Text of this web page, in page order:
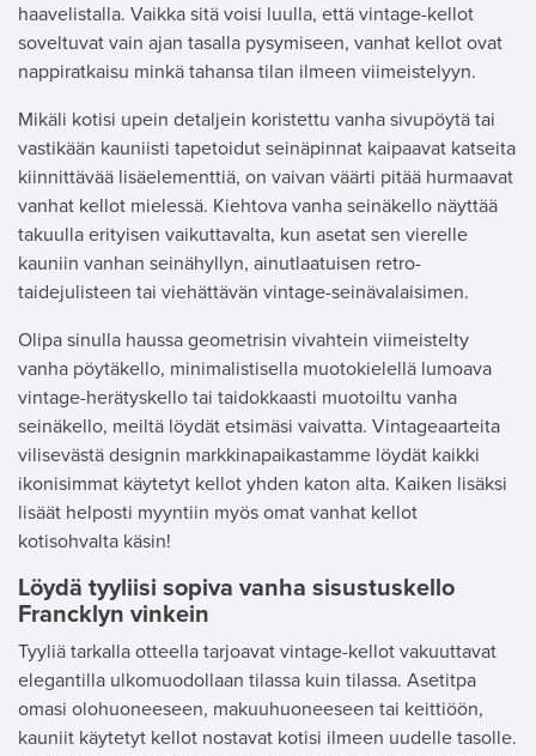
haavelistalla. Vaikka sitä voisi luulla, että vintage-kellot
soveltuvat vain ajan tasalla pysymiseen, vanhat kellot ovat
nappiratkaisu minkä tahansa tilan ilmeen viimeistelyyn.
Mikäli kotisi upein detaljein koristettu vanha sivupöytä tai
vastikään kauniisti tapetoidut seinäpinnat kaipaavat katseita
kiinnittävää lisäelementtiä, on vaivan väärti pitää hurmaavat
vanhat kellot mielessä. Kiehtova vanha seinäkello näyttää
takuulla erityisen vaikuttavalta, kun asetat sen vierelle
kauniin vanhan seinähyllyn, ainutlaatuisen retro-
taidejulisteen tai viehättävän vintage-seinävalaisimen.
Olipa sinulla haussa geometrisin vivahtein viimeistelty
vanha pöytäkello, minimalistisella muotokielellä lumoava
vintage-herätyskello tai taidokkaasti muotoiltu vanha
seinäkello, meiltä löydät etsimäsi vaivatta. Vintageaarteita
vilisevästä designin markkinapaikastamme löydät kaikki
ikonisimmat käytetyt kellot yhden katon alta. Kaiken lisäksi
lisäät helposti myyntiin myös omat vanhat kellot
kotisohvalta käsin!
Löydä tyyliisi sopiva vanha sisustuskello
Francklyn vinkein
Tyyliä tarkalla otteella tarjoavat vintage-kellot vakuuttavat
elegantilla ulkomuodollaan tilassa kuin tilassa. Asetitpa
omasi olohuoneeseen, makuuhuoneeseen tai keittiöön,
kauniit käytetyt kellot nostavat kotisi ilmeen uudelle tasolle.